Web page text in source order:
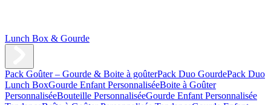
Lunch Box & Gourde
Pack Goûter – Gourde & Boite à goûterPack Duo GourdePack Duo
Lunch BoxGourde Enfant PersonnaliséeBoite à Goûter
PersonnaliséeBouteille PersonnaliséeGourde Enfant Personnalisée